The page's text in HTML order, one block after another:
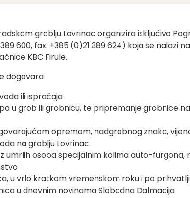
groblju Lovrinac organizira isključivo
600, fax. +385 (0)21 389 624) koja se nalazi
KBC Firule.
dogovara
ili ispraćaja
u grob ili grobnicu, te pripremanje grobnice
opremom, nadgrobnog znaka,
na groblju Lovrinac
umrlih osoba specijalnim kolima auto-furgona,
u vrlo kratkom vremenskom roku i po
u dnevnim novinama Slobodna Dalmacija